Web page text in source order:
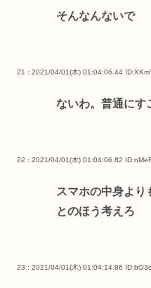
そんなんないで
21 : 2021/04/01(木) 01:04:06.44
ないわ。普通にす
22 : 2021/04/01(木) 01:04:06.82
スマホの中身より
とのほう考えろ
23 : 2021/04/01(木) 01:04:14.86